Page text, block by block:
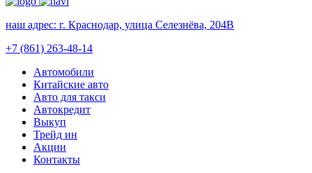
наш адрес: г. Краснодар, улица Селезнёва, 204В
+7 (861) 263-48-14
Автомобили
Китайские авто
Авто для такси
Автокредит
Выкуп
Трейд ин
Акции
Контакты